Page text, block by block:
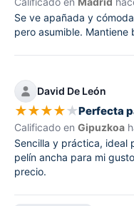
Se ve apañada y
pero asumible. Mantiene
David De León
★★★★★Perfecta
Calificado en Gipuzkoa
Sencilla y práctica, ideal
pelín ancha para mi
precio.